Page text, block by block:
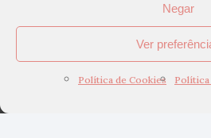
Negar
Ver
Política de Cookies Política